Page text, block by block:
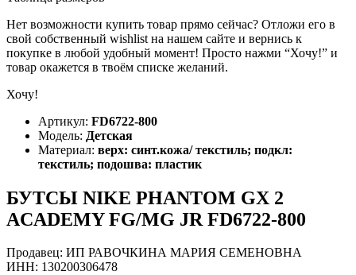
Нет возможности купить товар прямо сейчас? Отложи его в
свой собственный wishlist на нашем сайте и вернись к
покупке в любой удобный момент! Просто нажми “Хочу!” и
товар окажется в твоём списке желаний.
Хочу!
Артикул: FD6722-800
Модель: Детская
Материал: верх: синт.кожа/ текстиль; подкл:
текстиль; подошва: пластик
БУТСЫ NIKE PHANTOM GX 2
ACADEMY FG/MG JR FD6722-800
Продавец: ИП РАВОЧКИНА МАРИЯ СЕМЕНОВНА
ИНН: 130200306478